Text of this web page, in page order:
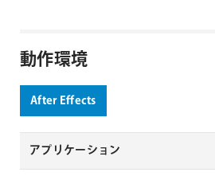
動作環境
After Effects
アプリケーション